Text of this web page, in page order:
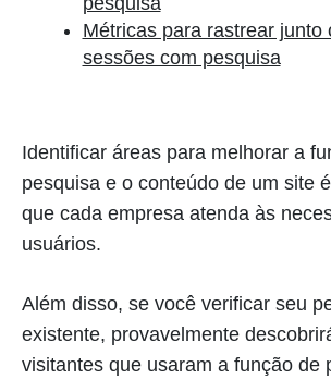
Métricas para rastrear junto
sessões com pesquisa
Identificar áreas para melhorar a
pesquisa e o conteúdo de um site
que cada empresa atenda às
usuários.
Além disso, se você verificar seu
existente, provavelmente
visitantes que usaram a função de